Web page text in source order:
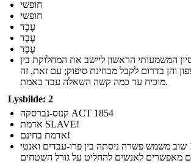
חופשי
חופשי
עֶבֶד
עֶבֶד
עֶבֶד
היא הניסיון המשמעותי הראשון ליישב את המחלוקת בין
והן בדרום לקבל מבחינת סיפוק; עם זאת, זה
מוכיח עד כמה קשה השאלה עבד באמת.
Lysbilde: 2
קנזס-נברסקה ACT 1854
אדמת SLAVE!
אדמת בחינם!
קנזס-נברסקה החוק של 1854 שוב משמש פשרה ניסתה בין פרו-עבדים ואנטי
מאפשרים לאנשים להחליט על גורל השטחים